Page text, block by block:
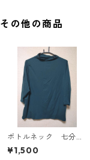
その他の商品
ボトルネック 七分袖
カットソー ４Ｌ テ
ィールグリーン KAE
¥1,500